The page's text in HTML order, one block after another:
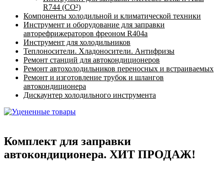
R744 (CO²)
Компоненты холодильной и климатической техники
Инструмент и оборудование для заправки
авторефрижераторов фреоном R404a
Инструмент для холодильников
Теплоносители. Хладоносители. Антифризы
Ремонт станций для автокондиционеров
Ремонт автохолодильников переносных и встраиваемых
Ремонт и изготовление трубок и шлангов
автокондиционера
Дискаунтер холодильного инструмента
Комплект для заправки
автокондиционера. ХИТ ПРОДАЖ!